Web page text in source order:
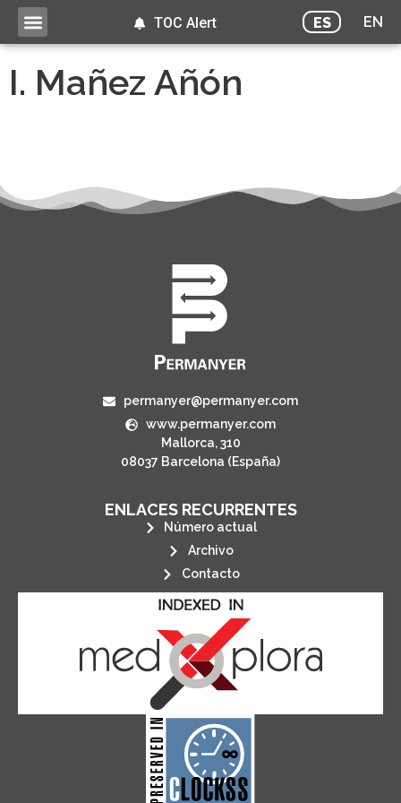
ES EN
TOC Alert
I. Mañez Añón
permanyer@permanyer.com
www.permanyer.com
Mallorca, 310
08037 Barcelona (España)
ENLACES RECURRENTES
Número actual
Archivo
Contacto
CLOCKSS is a dak archive that
ensures the long-term survival
of web-based scholary
publications, governed by and for
its stakeholders.